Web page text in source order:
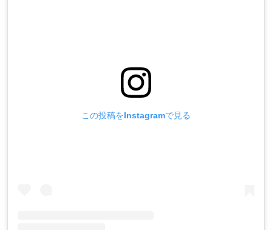
この投稿をInstagramで見る